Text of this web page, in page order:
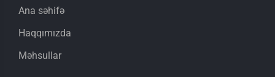
Ana səhifə
Haqqımızda
Məhsullar